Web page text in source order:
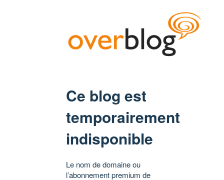
Ce blog est
temporairement
indisponible
Le nom de domaine ou
l’abonnement premium de